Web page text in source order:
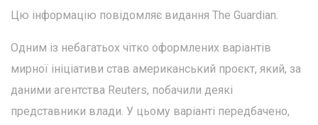
Цю інформацію повідомляє видання The Guardian.
Одним із небагатьох чітко оформлених варіантів
мирної ініціативи став американський проєкт, який, за
даними агентства Reuters, побачили деякі
представники влади. У цьому варіанті передбачено,